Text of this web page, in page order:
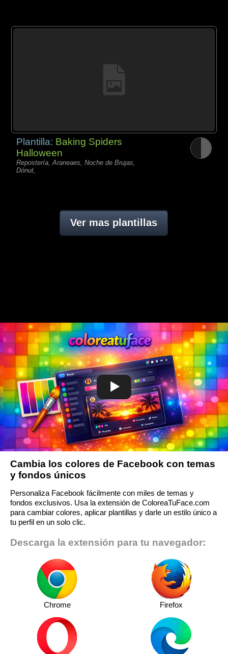
Plantilla: Baking Spiders
Halloween
Repostería, Araneaes, Noche de Brujas,
Dónut,
Ver mas plantillas
Cambia los colores de Facebook con temas
y fondos únicos
Personaliza Facebook fácilmente con miles de temas y
fondos exclusivos. Usa la extensión de ColoreaTuFace.com
para cambiar colores, aplicar plantillas y darle un estilo único a
tu perfil en un solo clic.
Descarga la extensión para tu navegador:
Chrome Firefox